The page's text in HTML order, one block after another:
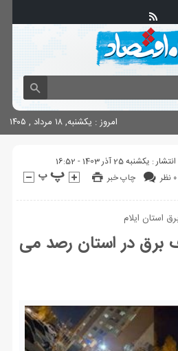
آگهی های دولتی چاپ
امروز : یکشنبه, ۱۸ مرداد , ۱۴۰۵
: یکشنبه 25 آذر 1403 - 16:52
چاپ خبر
۰ نظر
استان ایلام
برق در استان رصد می